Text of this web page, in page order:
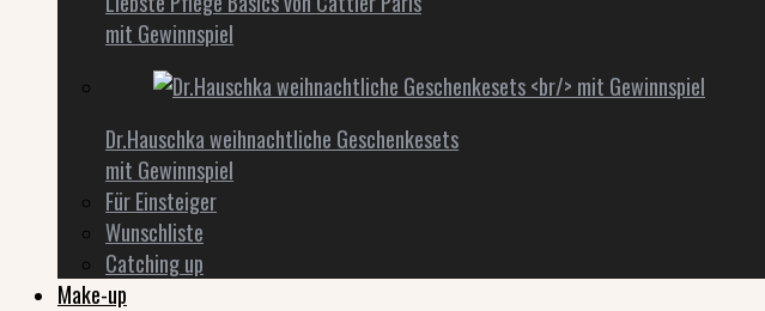
mit Gewinnspiel
Dr.Hauschka weihnachtliche Geschenkesets
mit Gewinnspiel
Für Einsteiger
Wunschliste
Catching up
Make-up